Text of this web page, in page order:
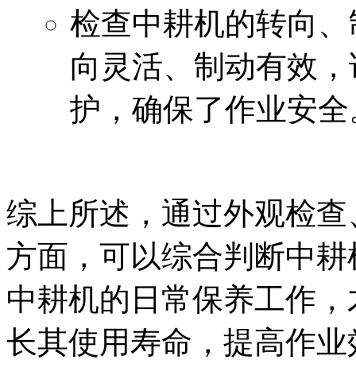
检查中耕机的转向
向灵活、制动有效
护，确保了作业安全
综上所述，通过外观检
方面，可以综合判断中
中耕机的日常保养工作
长其使用寿命，提高作业